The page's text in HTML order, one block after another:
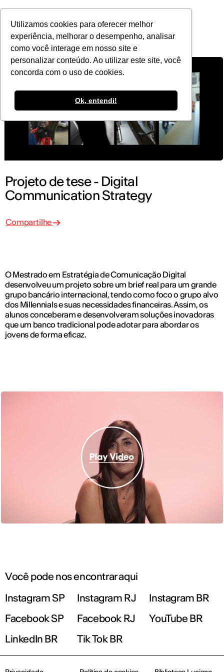
Utilizamos cookies para oferecer melhor
experiência, melhorar o desempenho, analisar
como você interage em nosso site e
personalizar conteúdo. Ao utilizar este site, você
concorda com o uso de cookies.
Ok, entendi!
POR
Projeto de tese - Digital
Communication Strategy
Compartilhe
O Mestrado em Estratégia de Comunicação Digital
desenvolveu um projeto sobre um brief real para um grande
grupo bancário internacional, tendo como foco o grupo alvo
dos Millennials e suas necessidades financeiras. Assim, os
alunos conceberam e desenvolveram soluções inovadoras
que um banco tradicional pode adotar para abordar os
jovens de forma eficaz.
Você pode nos encontrar aqui
Instagram SP
Instagram RJ
Instagram BR
Facebook SP
Facebook RJ
YouTube BR
LinkedIn BR
Tik Tok BR